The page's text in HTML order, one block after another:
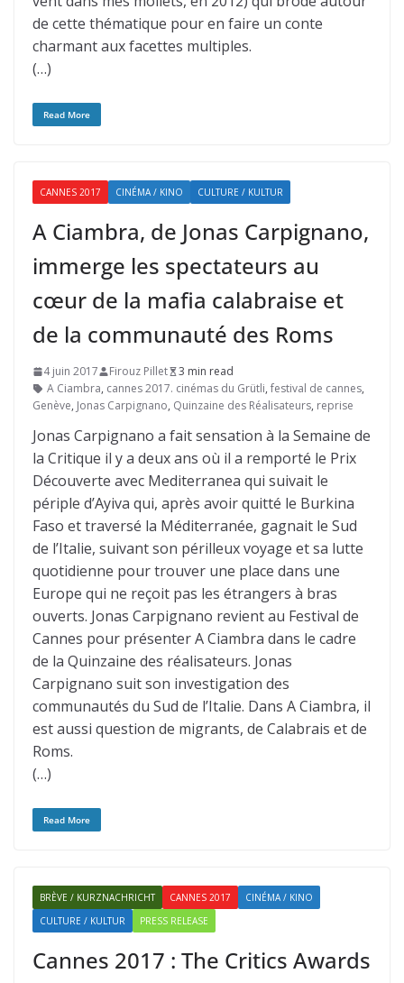
de cette thématique pour en faire un conte
charmant aux facettes multiples.
(…)
Read More
CANNES 2017 CINÉMA / KINO CULTURE / KULTUR
A Ciambra, de Jonas Carpignano,
immerge les spectateurs au
cœur de la mafia calabraise et
de la communauté des Roms
4 juin 2017 Firouz Pillet
3 min read
A Ciambra, cannes 2017. cinémas du Grütli, festival de cannes,
Genève, Jonas Carpignano, Quinzaine des Réalisateurs, reprise
Jonas Carpignano a fait sensation à la Semaine de
la Critique il y a deux ans où il a remporté le Prix
Découverte avec Mediterranea qui suivait le
périple d’Ayiva qui, après avoir quitté le Burkina
Faso et traversé la Méditerranée, gagnait le Sud
de l’Italie, suivant son périlleux voyage et sa lutte
quotidienne pour trouver une place dans une
Europe qui ne reçoit pas les étrangers à bras
ouverts. Jonas Carpignano revient au Festival de
Cannes pour présenter A Ciambra dans le cadre
de la Quinzaine des réalisateurs. Jonas
Carpignano suit son investigation des
communautés du Sud de l’Italie. Dans A Ciambra, il
est aussi question de migrants, de Calabrais et de
Roms.
(…)
Read More
BRÈVE / KURZNACHRICHT CANNES 2017
CINÉMA / KINO
CULTURE / KULTUR
PRESS RELEASE
Cannes 2017 : The Critics Awards